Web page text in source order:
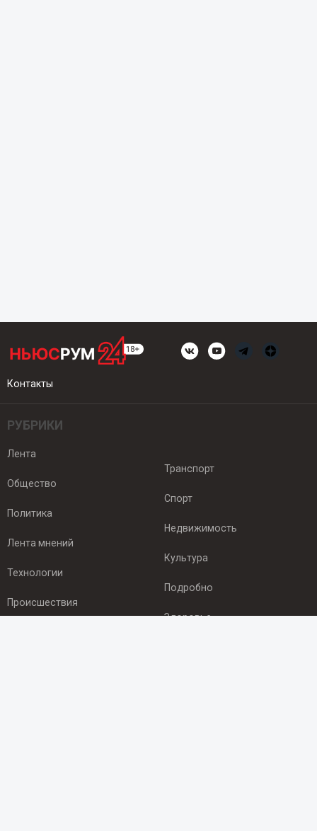
Контакты
РУБРИКИ
Лента
Общество
Политика
Лента мнений
Технологии
Происшествия
Транспорт
Спорт
Недвижимость
Культура
Подробно
Здоровье